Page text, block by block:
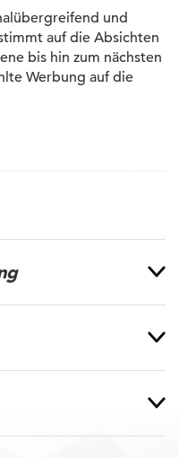
und
auf die Absichten
bis hin zum nächsten
Werbung auf die